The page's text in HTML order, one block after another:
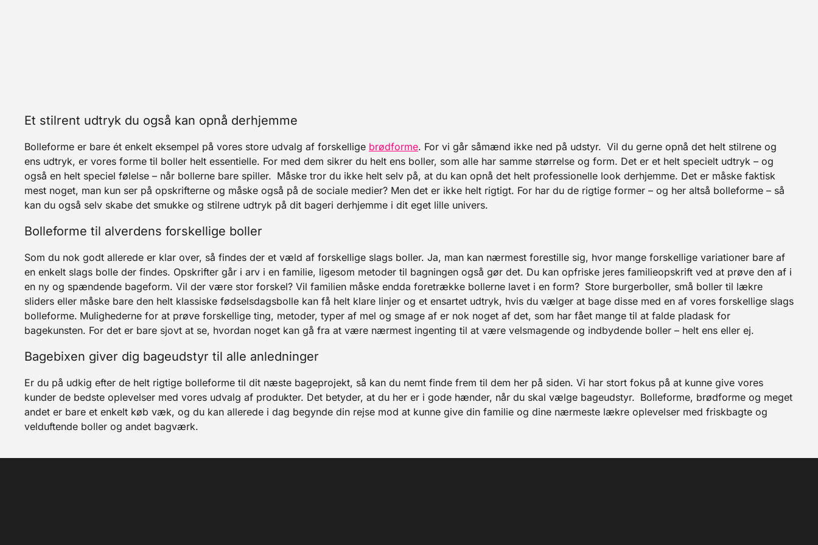
Et stilrent udtryk du også kan opnå derhjemme
Bolleforme er bare ét enkelt eksempel på vores store udvalg af forskellige brødforme. For vi går såmænd ikke ned på udstyr. Vil du gerne opnå det helt stilrene og
ens udtryk, er vores forme til boller helt essentielle. For med dem sikrer du helt ens boller, som alle har samme størrelse og form. Det er et helt specielt udtryk – og
også en helt speciel følelse – når bollerne bare spiller. Måske tror du ikke helt selv på, at du kan opnå det helt professionelle look derhjemme. Det er måske faktisk
mest noget, man kun ser på opskrifterne og måske også på de sociale medier? Men det er ikke helt rigtigt. For har du de rigtige former – og her altså bolleforme – så
kan du også selv skabe det smukke og stilrene udtryk på dit bageri derhjemme i dit eget lille univers.
Bolleforme til alverdens forskellige boller
Som du nok godt allerede er klar over, så findes der et væld af forskellige slags boller. Ja, man kan nærmest forestille sig, hvor mange forskellige variationer bare af
en enkelt slags bolle der findes. Opskrifter går i arv i en familie, ligesom metoder til bagningen også gør det. Du kan opfriske jeres familieopskrift ved at prøve den af i
en ny og spændende bageform. Vil der være stor forskel? Vil familien måske endda foretrække bollerne lavet i en form? Store burgerboller, små boller til lækre
sliders eller måske bare den helt klassiske fødselsdagsbolle kan få helt klare linjer og et ensartet udtryk, hvis du vælger at bage disse med en af vores forskellige slags
bolleforme. Mulighederne for at prøve forskellige ting, metoder, typer af mel og smage af er nok noget af det, som har fået mange til at falde pladask for
bagekunsten. For det er bare sjovt at se, hvordan noget kan gå fra at være nærmest ingenting til at være velsmagende og indbydende boller – helt ens eller ej.
Bagebixen giver dig bageudstyr til alle anledninger
Er du på udkig efter de helt rigtige bolleforme til dit næste bageprojekt, så kan du nemt finde frem til dem her på siden. Vi har stort fokus på at kunne give vores
kunder de bedste oplevelser med vores udvalg af produkter. Det betyder, at du her er i gode hænder, når du skal vælge bageudstyr. Bolleforme, brødforme og meget
andet er bare et enkelt køb væk, og du kan allerede i dag begynde din rejse mod at kunne give din familie og dine nærmeste lækre oplevelser med friskbagte og
velduftende boller og andet bagværk.